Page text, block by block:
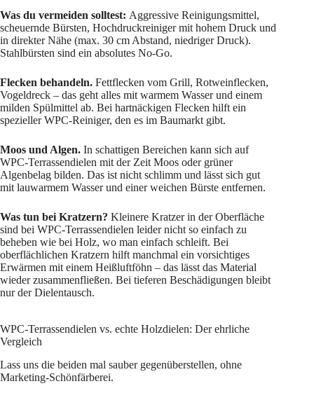
Was du vermeiden solltest: Aggressive Reinigungsmittel,
scheuernde Bürsten, Hochdruckreiniger mit hohem Druck und
in direkter Nähe (max. 30 cm Abstand, niedriger Druck).
Stahlbürsten sind ein absolutes No-Go.
Flecken behandeln. Fettflecken vom Grill, Rotweinflecken,
Vogeldreck – das geht alles mit warmem Wasser und einem
milden Spülmittel ab. Bei hartnäckigen Flecken hilft ein
spezieller WPC-Reiniger, den es im Baumarkt gibt.
Moos und Algen. In schattigen Bereichen kann sich auf
WPC-Terrassendielen mit der Zeit Moos oder grüner
Algenbelag bilden. Das ist nicht schlimm und lässt sich gut
mit lauwarmem Wasser und einer weichen Bürste entfernen.
Was tun bei Kratzern? Kleinere Kratzer in der Oberfläche
sind bei WPC-Terrassendielen leider nicht so einfach zu
beheben wie bei Holz, wo man einfach schleift. Bei
oberflächlichen Kratzern hilft manchmal ein vorsichtiges
Erwärmen mit einem Heißluftföhn – das lässt das Material
wieder zusammenfließen. Bei tieferen Beschädigungen bleibt
nur der Dielentausch.
WPC-Terrassendielen vs. echte Holzdielen: Der ehrliche
Vergleich
Lass uns die beiden mal sauber gegenüberstellen, ohne
Marketing-Schönfärberei.